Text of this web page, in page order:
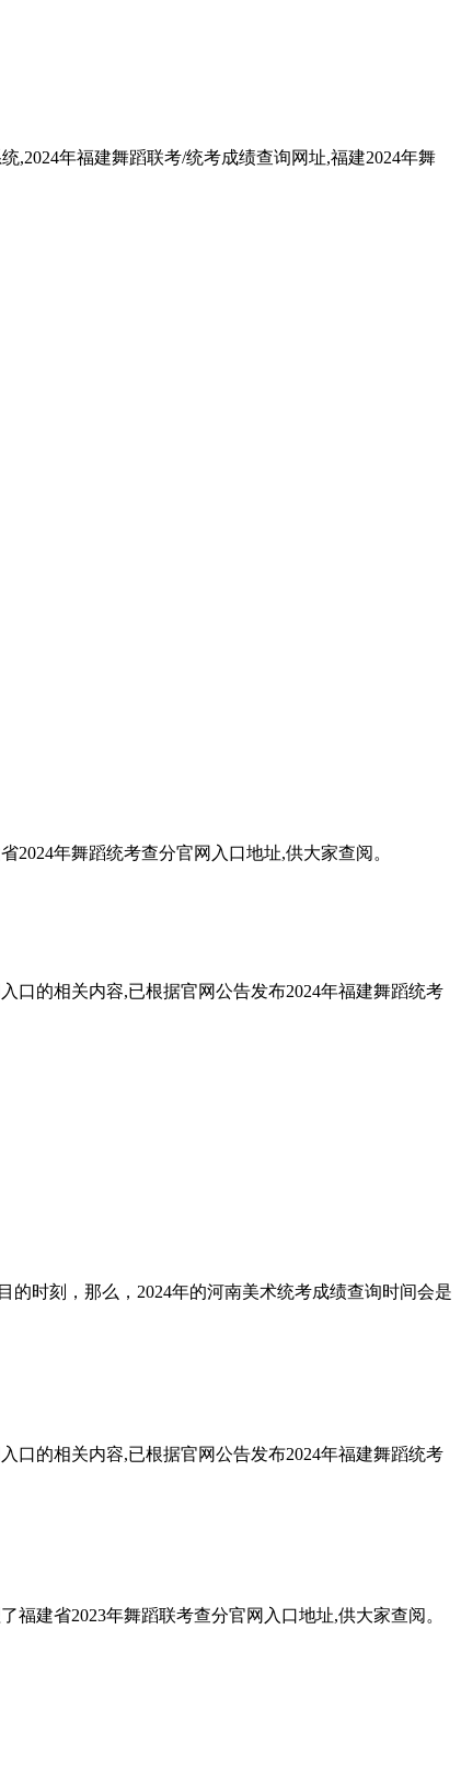
,2024年福建舞蹈联考/统考成绩查询网址,福建2024年舞
年舞蹈统考查分官网入口地址,供大家查阅。
口的相关内容,已根据官网公告发布2024年福建舞蹈统考
时刻，那么，2024年的河南美术统考成绩查询时间会是
口的相关内容,已根据官网公告发布2024年福建舞蹈统考
建省2023年舞蹈联考查分官网入口地址,供大家查阅。